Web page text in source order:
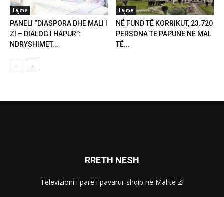
Lajme
PANELI “DIASPORA DHE MALI I
ZI – DIALOG I HAPUR”:
NDRYSHIMET...
Lajme
NË FUND TË KORRIKUT, 23.720
PERSONA TË PAPUNË NË MAL
TË...
RRETH NESH
Televizioni i parë i pavarur shqip në Mal të Zi